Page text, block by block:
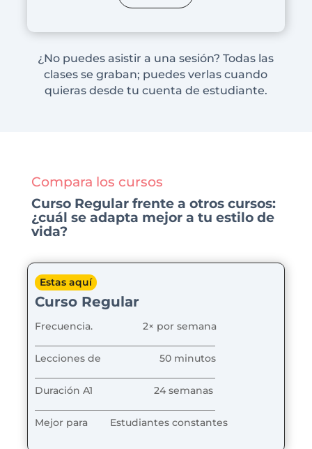
¿No puedes asistir a una sesión? Todas las
clases se graban; puedes verlas cuando
quieras desde tu cuenta de estudiante.
Compara los cursos
Curso Regular frente a otros cursos:
¿cuál se adapta mejor a tu estilo de
vida?
Estas aquí
Curso Regular
Frecuencia. 2× por semana
Lecciones de 50 minutos
Duración A1 24 semanas
Mejor para
Estudiantes constantes